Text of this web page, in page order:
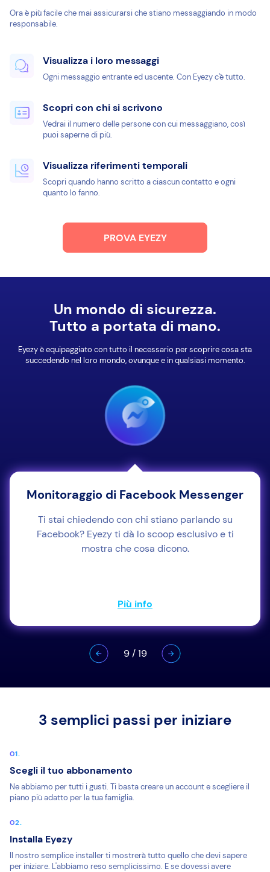
Ora è più facile che mai assicurarsi che stiano messaggiando in modo
responsabile.
Visualizza i loro messaggi
Ogni messaggio entrante ed uscente. Con Eyezy c'è tutto.
Scopri con chi si scrivono
Vedrai il numero delle persone con cui messaggiano, così
puoi saperne di più.
Visualizza riferimenti temporali
Scopri quando hanno scritto a ciascun contatto e ogni
quanto lo fanno.
PROVA EYEZY
Un mondo di sicurezza.
Tutto a portata di mano.
Eyezy è equipaggiato con tutto il necessario per scoprire cosa sta
succedendo nel loro mondo, ovunque e in qualsiasi momento.
Monitoraggio di Facebook Messenger
Ti stai chiedendo con chi stiano parlando su
Facebook? Eyezy ti dà lo scoop esclusivo e ti
mostra che cosa dicono.
Più info
9/19
3 semplici passi per iniziare
Scegli il tuo abbonamento
Ne abbiamo per tutti i gusti. Ti basta creare un account e scegliere il
piano più adatto per la tua famiglia.
Installa Eyezy
Il nostro semplice installer ti mostrerà tutto quello che devi sapere
per iniziare. L'abbiamo reso semplicissimo. E se dovessi avere